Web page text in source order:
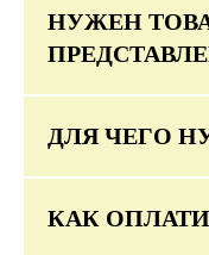
НУЖЕН
ДЛЯ ЧЕГО
КАК